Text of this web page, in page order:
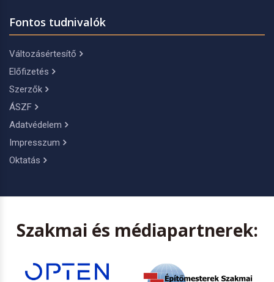
Fontos tudnivalók
Változásértesítő
Előfizetés
Szerzők
ÁSZF
Adatvédelem
Impresszum
Oktatás
Szakmai és médiapartnerek: